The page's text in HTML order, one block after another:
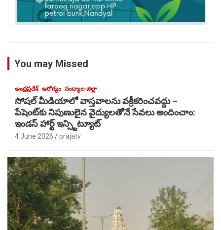
You may Missed
ఆంధ్రప్రదేశ్ ఆరోగ్యం నంద్యాల జిల్లా
సోషల్ మీడియాలో వాస్తవాలను వక్రీకరించవద్దు –
పేషెంట్‌కు నిపుణులైన వైద్యులతోెనే సేవలు అందించాం:
ఇండస్ హార్ట్ ఇన్స్టిట్యూట్
4 June 2026 prajatv